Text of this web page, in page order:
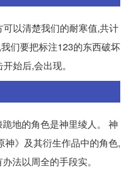
以清楚我们的耐寒值,共计
们要把标注123的东西破坏
始后,会出现。
地的角色是神里绫人。 神
神》及其衍生作品中的角色,
法以周全的手段实。